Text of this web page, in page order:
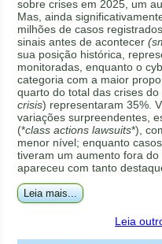
sobre crises em 2025, um
Mas, ainda
milhões de casos
sinais antes de acontecer
sua posição histórica,
monitoradas, enquanto o
categoria com a maior
quarto do total das crises
crisis) representaram 35%.
variações surpreendentes,
(*class actions lawsuits*),
menor nível; enquanto
tiveram um aumento fora
apareceu com tanto
Leia mais...
Leia